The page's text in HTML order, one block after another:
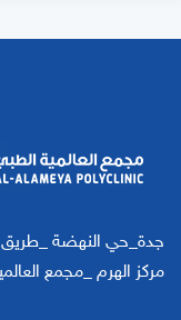
جدة_حي النهضة _طريق
مركز الهرم _مجمع